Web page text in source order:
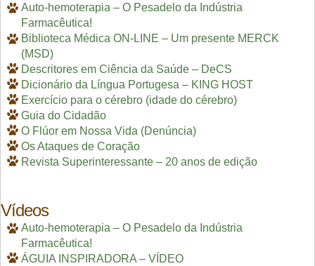
Auto-hemoterapia – O Pesadelo da Indústria
Farmacêutica!
Biblioteca Médica ON-LINE – Um presente MERCK
(MSD)
Descritores em Ciência da Saúde – DeCS
Dicionário da Língua Portugesa – KING HOST
Exercício para o cérebro (idade do cérebro)
Guia do Cidadão
O Flúor em Nossa Vida (Denúncia)
Os Ataques de Coração
Revista Superinteressante – 20 anos de edição
Vídeos
Auto-hemoterapia – O Pesadelo da Indústria
Farmacêutica!
ÁGUIA INSPIRADORA – VÍDEO